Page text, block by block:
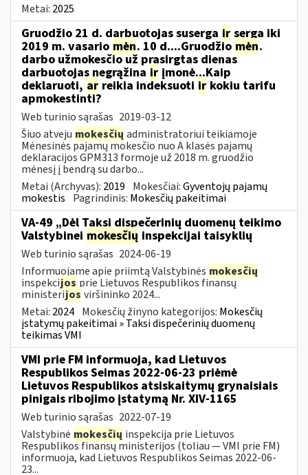
Metai: 2025
Gruodžio 21 d. darbuotojas suserga ir serga iki
2019 m. vasario mėn. 10 d....Gruodžio mėn.
darbo užmokesčio už prasirgtas dienas
darbuotojas negrąžina ir įmonė...Kaip
deklaruoti, ar reikia indeksuoti ir kokiu tarifu
apmokestinti?
Web turinio sąrašas 2019-03-12
Šiuo atveju mokesčių administratoriui teikiamoje
Mėnesinės pajamų mokesčio nuo A klasės pajamų
deklaracijos GPM313 formoje už 2018 m. gruodžio
mėnesį į bendrą su darbo...
Metai (Archyvas): 2019 Mokesčiai:Gyventojų pajamų
mokestis Pagrindinis: Mokesčių pakeitimai
VA-49 „Dėl Taksi dispečerinių duomenų teikimo
Valstybinei mokesčių inspekcijai taisyklių
Web turinio sąrašas 2024-06-19
Informuojame apie priimtą Valstybinės mokesčių
inspekcijos prie Lietuvos Respublikos finansų
ministerijos viršininko 2024...
Metai: 2024 Mokesčių žinyno kategorijos: Mokesčių
įstatymų pakeitimai » Taksi dispečerinių duomenų
teikimas VMI
VMI prie FM informuoja, kad Lietuvos
Respublikos Seimas 2022-06-23 priėmė
Lietuvos Respublikos atsiskaitymų grynaisiais
pinigais ribojimo įstatymą Nr. XIV-1165
Web turinio sąrašas 2022-07-19
Valstybinė mokesčių inspekcija prie Lietuvos
Respublikos finansų ministerijos (toliau — VMI prie FM)
informuoja, kad Lietuvos Respublikos Seimas 2022-06-
23...